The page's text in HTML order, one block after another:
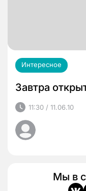
Интересное
Завтра
11:30 / 11.06.10
Мы в